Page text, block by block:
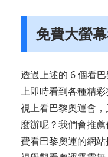
免費大螢
透過上述的 6 個看
上即時看到各種精
視上看巴黎奧運會
麼辦呢？我們會推
費看巴黎奧運的網